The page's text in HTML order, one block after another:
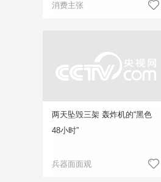
消费主张
两天坠毁三架 轰炸机的“黑色
48小时”
兵器面面观